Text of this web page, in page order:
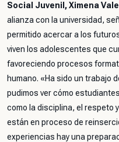
Social Juvenil, Ximena
alianza con la universidad,
permitido acercar a los
viven los adolescentes que
favoreciendo procesos
humano. «Ha sido un trabajo
pudimos ver cómo
como la disciplina, el respeto
están en proceso de
experiencias hay una